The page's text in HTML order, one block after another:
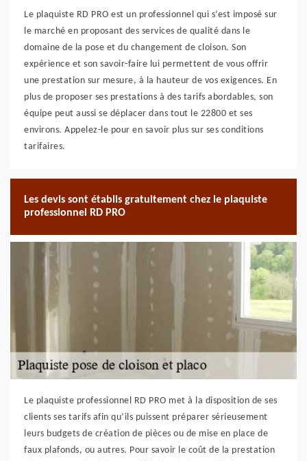
Le plaquiste RD PRO est un professionnel qui s’est imposé sur
le marché en proposant des services de qualité dans le
domaine de la pose et du changement de cloison. Son
expérience et son savoir-faire lui permettent de vous offrir
une prestation sur mesure, à la hauteur de vos exigences. En
plus de proposer ses prestations à des tarifs abordables, son
équipe peut aussi se déplacer dans tout le 22800 et ses
environs. Appelez-le pour en savoir plus sur ses conditions
tarifaires.
Les devis sont établis gratuitement chez le plaquiste
professionnel RD PRO
Le plaquiste professionnel RD PRO met à la disposition de ses
clients ses tarifs afin qu’ils puissent préparer sérieusement
leurs budgets de création de pièces ou de mise en place de
faux plafonds, ou autres. Pour savoir le coût de la prestation